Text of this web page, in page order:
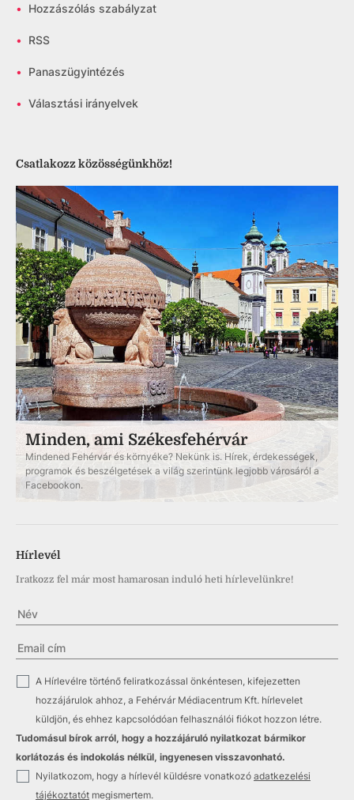
• Hozzászólás szabályzat
• RSS
• Panaszügyintézés
• Választási irányelvek
Csatlakozz közösségünkhöz!
Minden, ami Székesfehérvár
Mindened Fehérvár és környéke? Nekünk is. Hírek, érdekességek,
programok és beszélgetések a világ szerintünk legjobb városáról a
Facebookon.
Hírlevél
Iratkozz fel már most hamarosan induló heti hírlevelünkre!
A Hírlevélre történő feliratkozással önkéntesen, kifejezetten
hozzájárulok ahhoz, a Fehérvár Médiacentrum Kft. hírlevelet
küldjön, és ehhez kapcsolódóan felhasználói fiókot hozzon létre.
Tudomásul bírok arról, hogy a hozzájáruló nyilatkozat bármikor
korlátozás és indokolás nélkül, ingyenesen visszavonható.
Nyilatkozom, hogy a hírlevél küldésre vonatkozó adatkezelési
tájékoztatót megismertem.